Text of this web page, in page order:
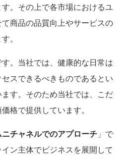
。その上で各市場におけるユ
商品の品質向上やサービスの
。
す。当社では、健康的な日常は
スできるべきものであるとい
す。そのため当社では、こだ
格で提供しています。
ニチャネルでのアプローチ 」で
ン主体でビジネスを展開して